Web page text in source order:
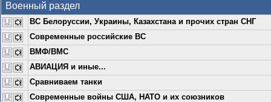
Военный раздел
ВС Белоруссии, Украины, Казахстана и прочих стран СНГ
Современные российские ВС
ВМФ/ВМС
АВИАЦИЯ и иные...
Сравниваем танки
Современные войны США, НАТО и их союзников